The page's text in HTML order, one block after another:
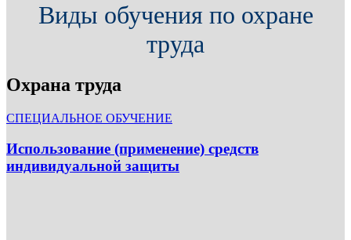
Виды обучения по охране
труда
Охрана труда
СПЕЦИАЛЬНОЕ ОБУЧЕНИЕ
Использование (применение) средств
индивидуальной защиты